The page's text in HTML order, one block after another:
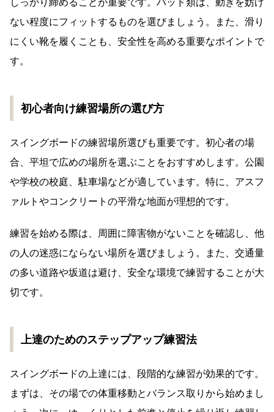
しっかり締めることが重要です。パッド類は、動きを妨げ
ない程度にフィットするものを選びましょう。また、滑り
にくい靴を履くことも、安全性を高める重要なポイントで
す。
初心者向け練習場所の選び方
練習を始める際は、周囲に障害物がないことを確認し、他
の人の迷惑にならない場所を選びましょう。また、交通量
の多い道路や坂道は避け、安全な環境で練習することが大
切です。